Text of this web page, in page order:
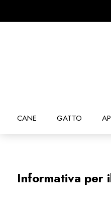
CANE GATTO
Informativa per